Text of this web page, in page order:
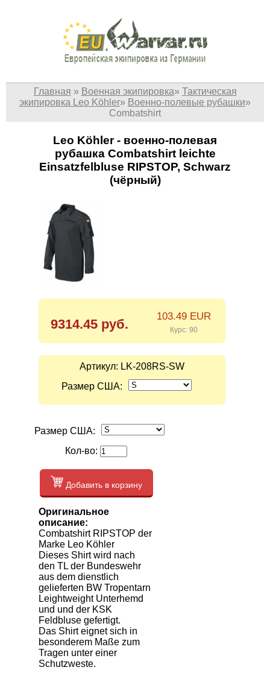
Главная » Военная экипировка» Тактическая
экипировка Leo Köhler» Военно-полевые рубашки»
Combatshirt
Leo Köhler - военно-полевая
рубашка Combatshirt leichte
Einsatzfelbluse RIPSTOP, Schwarz
(чёрный)
9314.45 руб.
103.49 EUR
Курс: 90
Артикул: LK-208RS-SW
Размер США:
Размер США:
Кол-во:
Добавить в корзину
Оригинальное
описание:
Combatshirt RIPSTOP der
Marke Leo Köhler
Dieses Shirt wird nach
den TL der Bundeswehr
aus dem dienstlich
gelieferten BW Tropentarn
Leightweight Unterhemd
und und der KSK
Feldbluse gefertigt.
Das Shirt eignet sich in
besonderem Maße zum
Tragen unter einer
Schutzweste.